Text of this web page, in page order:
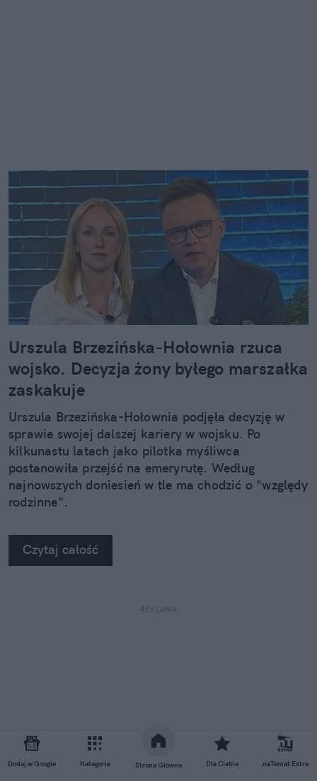
Dodaj w Google Kategorie Strona Główna Dla Ciebie naTemat Extra
Urszula Brzezińska-Hołownia rzuca
wojsko. Decyzja żony byłego marszałka
zaskakuje
Urszula Brzezińska-Hołownia podjęła decyzję w
sprawie swojej dalszej kariery w wojsku. Po
kilkunastu latach jako pilotka myśliwca
postanowiła przejść na emeryrutę. Według
najnowszych doniesień w tle ma chodzić o "względy
rodzinne".
Czytaj całość
REKLAMA